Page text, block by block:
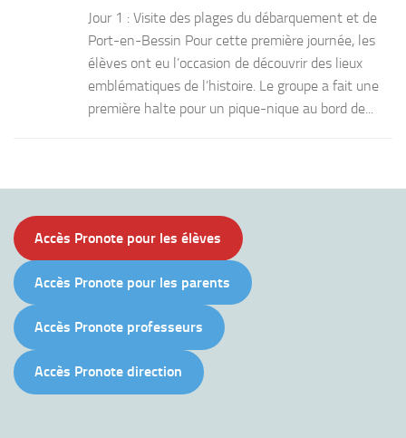
Jour 1 : Visite des plages du débarquement et de
Port-en-Bessin Pour cette première journée, les
élèves ont eu l’occasion de découvrir des lieux
emblématiques de l’histoire. Le groupe a fait une
première halte pour un pique-nique au bord de...
Accès Pronote pour les élèves
Accès Pronote pour les parents
Accès Pronote professeurs
Accès Pronote direction